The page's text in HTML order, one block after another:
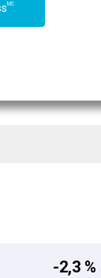
MC
-2,3 %